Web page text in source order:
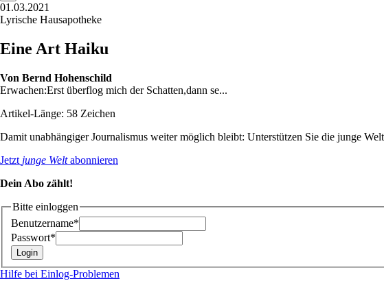
01.03.2021
Lyrische Hausapotheke
Eine Art Haiku
Von Bernd Hohenschild
Erwachen:Erst überflog mich der Schatten,dann se...
Artikel-Länge: 58 Zeichen
Damit unabhängiger Journalismus weiter möglich bleibt: Unterstützen Sie die junge
Jetzt junge Weltabonnieren
Dein Abo zählt!
Bitte einloggen
Benutzername*
Passwort*
Hilfe bei Einlog-Problemen